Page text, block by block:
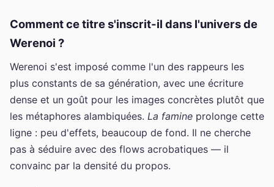
Comment ce titre s'inscrit-il dans l'univers de
Werenoi ?
Werenoi s'est imposé comme l'un des rappeurs les
plus constants de sa génération, avec une écriture
dense et un goût pour les images concrètes plutôt que
les métaphores alambiquées. La famine prolonge cette
ligne : peu d'effets, beaucoup de fond. Il ne cherche
pas à séduire avec des flows acrobatiques — il
convainc par la densité du propos.